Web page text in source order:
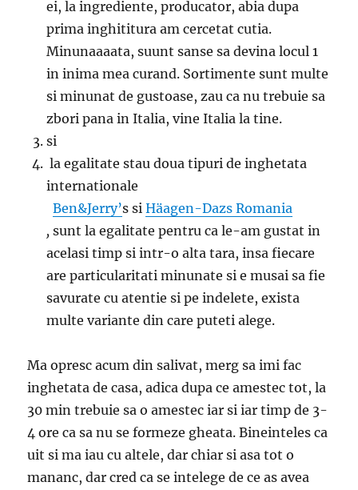
ei, la ingrediente, producator, abia dupa
prima inghititura am cercetat cutia.
Minunaaaata, suunt sanse sa devina locul 1
in inima mea curand. Sortimente sunt multe
si minunat de gustoase, zau ca nu trebuie sa
zbori pana in Italia, vine Italia la tine.
si
la egalitate stau doua tipuri de inghetata
internationale
Ben&Jerry’s siHäagen-Dazs Romania
,sunt la egalitate pentru ca le-am gustat in
acelasi timp si intr-o alta tara, insa fiecare
are particularitati minunate si e musai sa fie
savurate cu atentie si pe indelete, exista
multe variante din care puteti alege.
Ma opresc acum din salivat, merg sa imi fac
inghetata de casa, adica dupa ce amestec tot, la
30 min trebuie sa o amestec iar si iar timp de 3-
4 ore ca sa nu se formeze gheata. Bineinteles ca
uit si ma iau cu altele, dar chiar si asa tot o
mananc, dar cred ca se intelege de ce as avea